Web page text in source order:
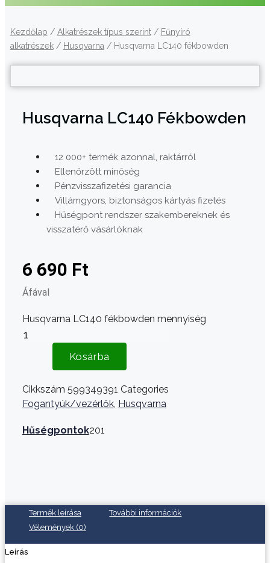
Kezdőlap / Alkatrészek típus szerint/ Fűnyíró
alkatrészek/ Husqvarna / Husqvarna LC140 fékbowden
Husqvarna LC140 Fékbowden
12 000+ termék azonnal, raktárról
Ellenőrzött minőség
Pénzvisszafizetési garancia
Villámgyors, biztonságos kártyás fizetés
Hűségpont rendszer szakembereknek és
visszatérő vásárlóknak
6 690 Ft
Áfával
Husqvarna LC140 fékbowden mennyiség
Kosárba
Cikkszám 599349391 Categories
Fogantyúk/vezérlők, Husqvarna
Hűségpontok201
Termék leírása
További információk
Vélemények (0)
Leírás